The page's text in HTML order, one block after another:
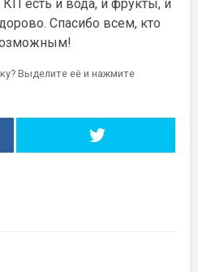
есть и вода, и фрукты, и
Спасибо всем, кто
Выделите её и нажмите